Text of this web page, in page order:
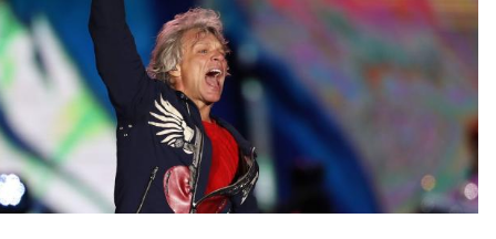
Untermenü
Untermenü
Untermenü
Untermenü